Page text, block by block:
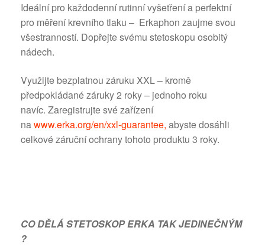
Ideální pro každodenní rutinní vyšetření a perfektní
pro měření krevního tlaku – Erkaphon zaujme svou
všestranností. Dopřejte svému stetoskopu osobitý
nádech.
Využijte bezplatnou záruku XXL – kromě
předpokládané záruky 2 roky – jednoho roku
navíc. Zaregistrujte své zařízení
nawww.erka.org/en/xxl-guarantee, abyste dosáhli
celkové záruční ochrany tohoto produktu 3 roky.
CO DĚLÁ STETOSKOP ERKA TAK JEDINEČNÝM
?